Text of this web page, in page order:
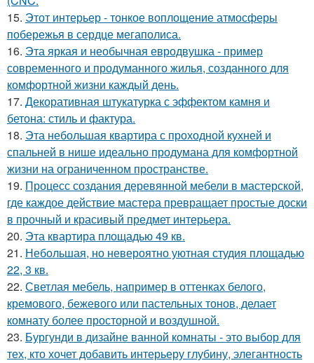
15. Этот интерьер - тонкое воплощение атмосферы
побережья в сердце мегаполиса.
16. Эта яркая и необычная евродвушка - пример
современного и продуманного жилья, созданного для
комфортной жизни каждый день.
17. Декоративная штукатурка с эффектом камня и
бетона: стиль и фактура.
18. Эта небольшая квартира с проходной кухней и
спальней в нише идеально продумана для комфортной
жизни на ограниченном пространстве.
19. Процесс создания деревянной мебели в мастерской,
где каждое действие мастера превращает простые доски
в прочный и красивый предмет интерьера.
20. Эта квартира площадью 49 кв.
21. Небольшая, но невероятно уютная студия площадью
22, 3 кв.
22. Светлая мебель, например в оттенках белого,
кремового, бежевого или пастельных тонов, делает
комнату более просторной и воздушной.
23. Бургунди в дизайне ванной комнаты - это выбор для
тех, кто хочет добавить интерьеру глубину, элегантность